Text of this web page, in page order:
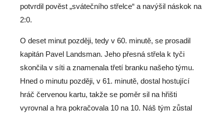
potvrdil pověst „svátečního střelce“ a navýšil náskok na
2:0.
O deset minut později, tedy v 60. minutě, se prosadil
kapitán Pavel Landsman. Jeho přesná střela k tyči
skončila v síti a znamenala třetí branku našeho týmu.
Hned o minutu později, v 61. minutě, dostal hostující
hráč červenou kartu, takže se poměr sil na hřišti
vyrovnal a hra pokračovala 10 na 10. Náš tým zůstal